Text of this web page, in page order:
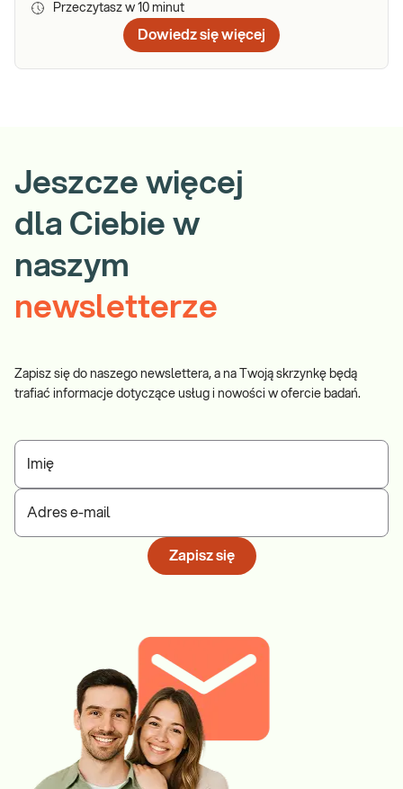
Przeczytasz w 10 minut
Dowiedz się więcej
Jeszcze więcej
dla Ciebie w
naszym
newsletterze
Zapisz się do naszego newslettera, a na Twoją skrzynkę będą
trafiać informacje dotyczące usług i nowości w ofercie badań.
Imię
Adres e-mail
Zapisz się